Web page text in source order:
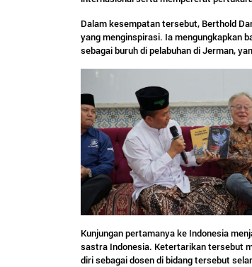
Dalam kesempatan tersebut, Berthold
yang menginspirasi. Ia mengungkapkan
sebagai buruh di pelabuhan di Jerman,
Kunjungan pertamanya ke Indonesia
sastra Indonesia. Ketertarikan tersebut
diri sebagai dosen di bidang tersebut